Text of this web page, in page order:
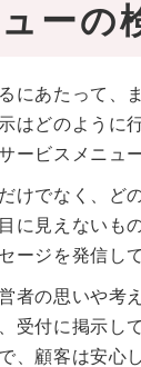
ーの
にあたって、
はどのように
ービスメニュ
けでなく、
に見えないも
ージを発信し
者の思いや考
受付に掲示し
、顧客は安心